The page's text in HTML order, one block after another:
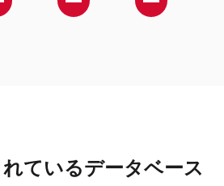
ているデータベース